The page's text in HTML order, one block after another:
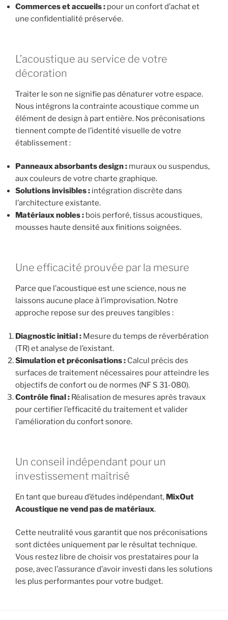
Commerces et accueils : pour un confort d’achat et
une confidentialité préservée.
L’acoustique au service de votre
décoration
Traiter le son ne signifie pas dénaturer votre espace.
Nous intégrons la contrainte acoustique comme un
élément de design à part entière. Nos préconisations
tiennent compte de l’identité visuelle de votre
établissement :
Panneaux absorbants design : muraux ou suspendus,
aux couleurs de votre charte graphique.
Solutions invisibles : intégration discrète dans
l’architecture existante.
Matériaux nobles : bois perforé, tissus acoustiques,
mousses haute densité aux finitions soignées.
Une efficacité prouvée par la mesure
Parce que l’acoustique est une science, nous ne
laissons aucune place à l’improvisation. Notre
approche repose sur des preuves tangibles :
Diagnostic initial : Mesure du temps de réverbération
(TR) et analyse de l’existant.
Simulation et préconisations : Calcul précis des
surfaces de traitement nécessaires pour atteindre les
objectifs de confort ou de normes (NF S 31-080).
Contrôle final : Réalisation de mesures après travaux
pour certifier l’efficacité du traitement et valider
l’amélioration du confort sonore.
Un conseil indépendant pour un
investissement maîtrisé
En tant que bureau d’études indépendant, MixOut
Acoustique ne vend pas de matériaux.
Cette neutralité vous garantit que nos préconisations
sont dictées uniquement par le résultat technique.
Vous restez libre de choisir vos prestataires pour la
pose, avec l’assurance d’avoir investi dans les solutions
les plus performantes pour votre budget.